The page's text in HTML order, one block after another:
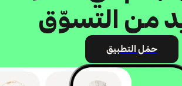
من التسوّق
حمّل التطبيق